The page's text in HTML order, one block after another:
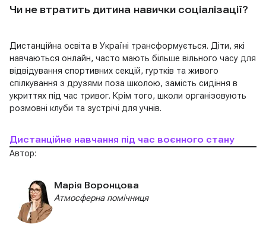
Чи не втратить дитина навички соціалізації?
Дистанційна освіта в Україні трансформується. Діти, які
навчаються онлайн, часто мають більше вільного часу для
відвідування спортивних секцій, гуртків та живого
спілкування з друзями поза школою, замість сидіння в
укриттях під час тривог. Крім того, школи організовують
розмовні клуби та зустрічі для учнів.
Дистанційне навчання під час воєнного стану
Автор:
Марія Воронцова
Атмосферна помічниця